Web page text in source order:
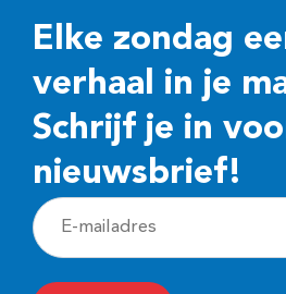
Elke zondag
verhaal in je
Schrijf je in
nieuwsbrief!
E
-
m